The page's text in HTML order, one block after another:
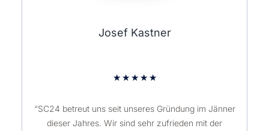
Josef Kastner
★ ★ ★ ★ ★
“SC24 betreut uns seit unseres Gründung im Jänner
dieser Jahres. Wir sind sehr zufrieden mit der